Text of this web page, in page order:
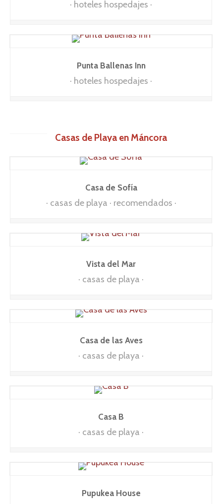
hoteles hospedajes
Punta Ballenas Inn
hoteles hospedajes
Casas de Playa en Máncora
Casa de Sofía
casas de playa recomendados
Vista del Mar
casas de playa
Casa de las Aves
casas de playa
Casa B
casas de playa
Pupukea House